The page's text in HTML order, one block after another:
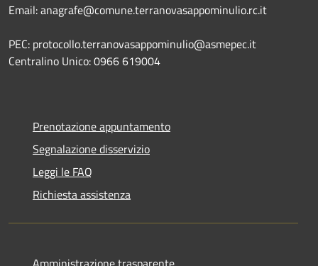
Email: anagrafe@comune.terranovasappominulio.rc.it
PEC: protocollo.terranovasappominulio@asmepec.it
Centralino Unico: 0966 619004
Prenotazione appuntamento
Segnalazione disservizio
Leggi le FAQ
Richiesta assistenza